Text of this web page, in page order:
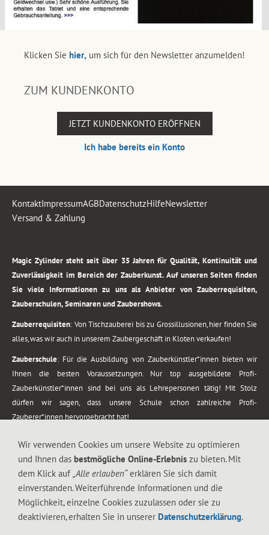
Klicken Sie hier, um sich für den Newsletter anzumelden!
ZUM KUNDENKONTO
JETZT KUNDENKONTO ERÖFFNEN
Ich habe bereits ein Konto
KontaktImpressumAGBDatenschutzHilfeNewsletter
Versand & Zahlung
Magic Zylinder steht seit über 35 Jahren für Qualität, Kontinuität und
Zuverlässigkeit im Bereich der Zauberkunst. Auf unseren Seiten finden
Sie viele Informationen zu uns als Anbieter von Zauberrequisiten,
Zauberschulen, Seminaren und Zaubershows.
Zauberrequisiten: Von Tischzauberei bis zu Grossillusionen, hier finden Sie
alles, was wir auch in unserem Zaubergeschäft in Kloten verkaufen!
Zauberschule: Für die Ausbildung von Zauberkünstler*innen bieten wir
Ihnen die besten Voraussetzungen. Nur top ausgebildete Profi-
Zauberkünstler*innen sind bei uns als Lehrepersonen tätig! Mit Stolz
dürfen wir sagen, dass unsere Schule schon zahlreiche Profi-
Zauberer*innen hervorgebracht hat!
vom Kinderprogramm bis zur Tischzauberei. Lassen Sie sich faszinieren von
meiner Zauber-Sprech-Show, angerührt mit sprachlichen Sequenzen,
gewürzt mit Gags und visuellen Illusionen wie Kaninchen, Vasen, Seilen,
Wir verwenden Cookies um unsere Website zu optimieren
und Ihnen das bestmögliche Online-Erlebnis zu bieten. Mit
dem Klick auf „Alle erlauben“erklären Sie sich damit
einverstanden. Weiterführende Informationen und die
Möglichkeit, einzelne Cookies zuzulassen oder sie zu
deaktivieren, erhalten Sie in unserer Datenschutzerklärung.